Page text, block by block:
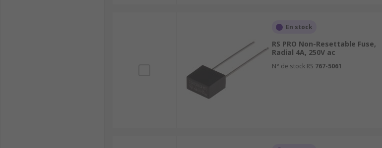
En stock
RS PRO Non-Resettable Fuse,
Radial 4A, 250V ac
N° de stock RS 767-5061